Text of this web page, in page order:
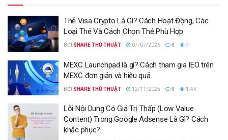
Thẻ Visa Crypto Là Gì? Cách Hoạt Động, Các
Loại Thẻ Và Cách Chọn Thẻ Phù Hợp
BỞI SHARE THỦ THUẬT 07/07/2026 0 9
MEXC Launchpad là gì? Cách tham gia IEO trên
MEXC đơn giản và hiệu quả
BỞI SHARE THỦ THUẬT 12/11/2025 0 1.4K
Lỗi Nội Dung Có Giá Trị Thấp (Low Value
Content) Trong Google Adsense Là Gì? Cách
khắc phục?